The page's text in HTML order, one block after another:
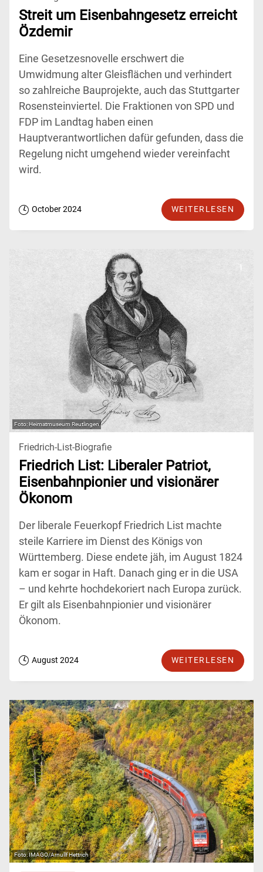
Streit um Eisenbahngesetz erreicht
Özdemir
Eine Gesetzesnovelle erschwert die
Umwidmung alter Gleisflächen und verhindert
so zahlreiche Bauprojekte, auch das Stuttgarter
Rosensteinviertel. Die Fraktionen von SPD und
FDP im Landtag haben einen
Hauptverantwortlichen dafür gefunden, dass die
Regelung nicht umgehend wieder vereinfacht
wird.
October 2024 WEITERLESEN
Heimatmuseum Reutlingen
Friedrich-List-Biografie
Friedrich List: Liberaler Patriot,
Eisenbahnpionier und visionärer
Ökonom
Der liberale Feuerkopf Friedrich List machte
steile Karriere im Dienst des Königs von
Württemberg. Diese endete jäh, im August 1824
kam er sogar in Haft. Danach ging er in die USA
– und kehrte hochdekoriert nach Europa zurück.
Er gilt als Eisenbahnpionier und visionärer
Ökonom.
August 2024 WEITERLESEN
IMAGO/Arnullf Hettrich